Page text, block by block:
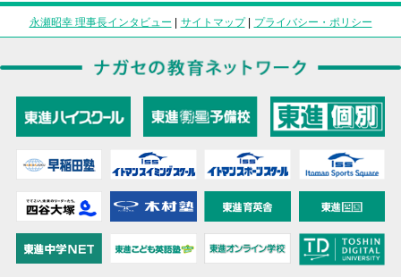
永瀬昭幸 理事長インタビュー | サイトマップ| プライバシー・ポリシー